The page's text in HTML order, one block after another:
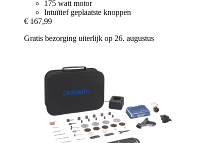
175 watt motor
Intuïtief geplaatste knoppen
€ 167,99
Gratis bezorging uiterlijk op 26. augustus